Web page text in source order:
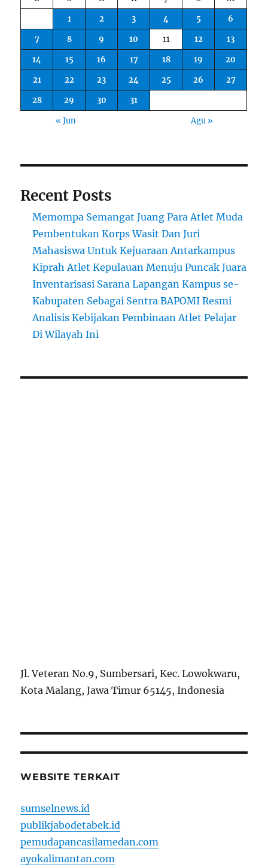
1
2 3 4 5
6
7
8 9 10 11 12
13
14
15 16 17 18 19
20
21
22 23 24 25 26
27
28
29 30
31
« Jun
Agu »
Recent Posts
Memompa Semangat Juang Para Atlet Muda
Pembentukan Korps Wasit Dan Juri
Mahasiswa Untuk Kejuaraan Antarkampus
Kiprah Atlet Kepulauan Menuju Puncak Juara
Inventarisasi Sarana Lapangan Kampus se-
Kabupaten Sebagai Sentra BAPOMI Resmi
Analisis Kebijakan Pembinaan Atlet Pelajar
Di Wilayah Ini
Jl. Veteran No.9, Sumbersari, Kec. Lowokwaru,
Kota Malang, Jawa Timur 65145, Indonesia
WEBSITE TERKAIT
sumselnews.id
publikjabodetabek.id
pemudapancasilamedan.com
ayokalimantan.com